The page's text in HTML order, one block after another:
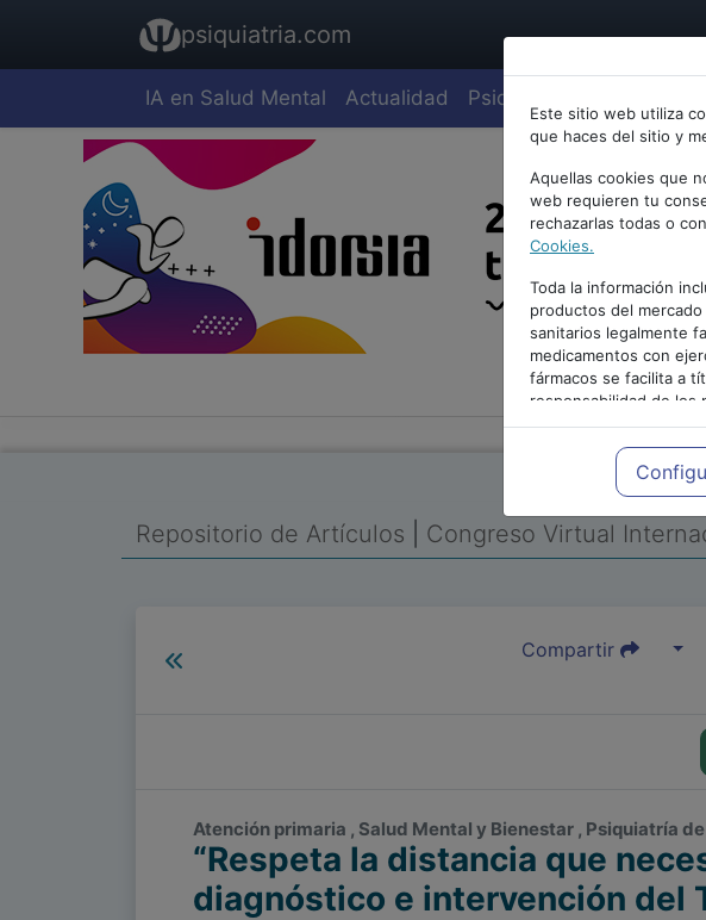
psiquiatria.com
IA en Salud Mental Actualidad Psiquiatría
Este sitio web utiliza
que haces del sitio y
Aquellas cookies que
web requieren tu
rechazarlas todas o
Cookies.
Toda la información
productos del
sanitarios legalmente
medicamentos con
fármacos se facilita a
responsabilidad de los
medicamentos y
adecuado a las
Repositorio de Artículos Congreso Virtual
Compartir
Atención primaria , Salud Mental y Bienestar , Psiquiatría
“Respeta la distancia que
diagnóstico e intervención del